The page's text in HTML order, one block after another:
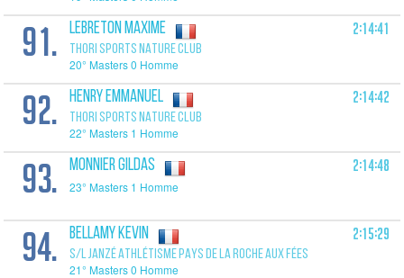
91. LEBRETON Maxime
THORI SPORTS NATURE CLUB
20° Masters 0 Homme
2:14:41
92. HENRY Emmanuel
THORI SPORTS NATURE CLUB
22° Masters 1 Homme
2:14:42
93. MONNIER Gildas
23° Masters 1 Homme
2:14:48
94. BELLAMY Kevin
S/L JANZÉ ATHLÉTISME PAYS DE LA ROCHE AUX FÉES
21° Masters 0 Homme
2:15:29